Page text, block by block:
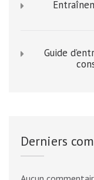
Guide
Derniers